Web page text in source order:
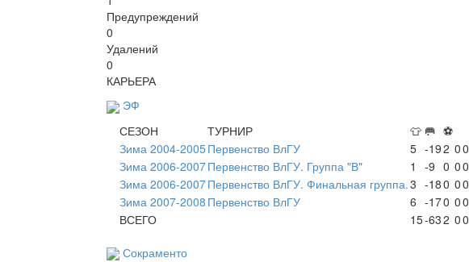
Предупреждений
0
Удалений
0
КАРЬЕРА
ЭФ
СЕЗОН
ТУРНИР 👕 🥅 ⚽
Зима 2004-2005Первенство ВлГУ 5 -192 00
Зима 2006-2007Первенство ВлГУ. Группа "В" 1 -9 0 00
Зима 2006-2007Первенство ВлГУ. Финальная группа.3 -180 00
Зима 2007-2008 Первенство ВлГУ 6 -170 00
ВСЕГО
15-632 00
Сокраменто